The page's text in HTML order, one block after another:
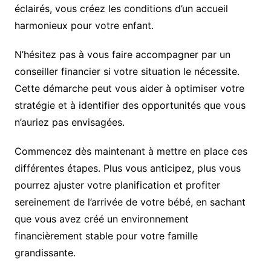
éclairés, vous créez les conditions d’un accueil
harmonieux pour votre enfant.
N’hésitez pas à vous faire accompagner par un
conseiller financier si votre situation le nécessite.
Cette démarche peut vous aider à optimiser votre
stratégie et à identifier des opportunités que vous
n’auriez pas envisagées.
Commencez dès maintenant à mettre en place ces
différentes étapes. Plus vous anticipez, plus vous
pourrez ajuster votre planification et profiter
sereinement de l’arrivée de votre bébé, en sachant
que vous avez créé un environnement
financièrement stable pour votre famille
grandissante.